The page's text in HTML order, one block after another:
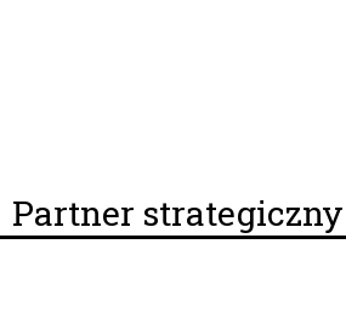
Partner strategiczny